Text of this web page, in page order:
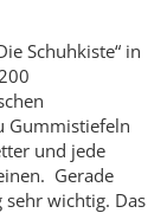
Schuhkiste“ in
Gummistiefeln
und jede
Gerade
wichtig. Das